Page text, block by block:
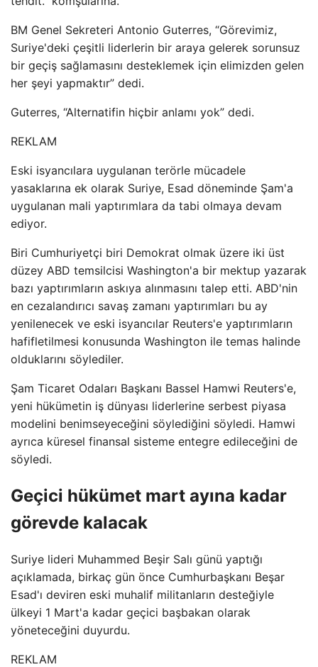
BM Genel Sekreteri Antonio Guterres, “Görevimiz,
Suriye'deki çeşitli liderlerin bir araya gelerek sorunsuz
bir geçiş sağlamasını desteklemek için elimizden gelen
her şeyi yapmaktır” dedi.
Guterres, “Alternatifin hiçbir anlamı yok” dedi.
REKLAM
Eski isyancılara uygulanan terörle mücadele
yasaklarına ek olarak Suriye, Esad döneminde Şam'a
uygulanan mali yaptırımlara da tabi olmaya devam
ediyor.
Biri Cumhuriyetçi biri Demokrat olmak üzere iki üst
düzey ABD temsilcisi Washington'a bir mektup yazarak
bazı yaptırımların askıya alınmasını talep etti. ABD'nin
en cezalandırıcı savaş zamanı yaptırımları bu ay
yenilenecek ve eski isyancılar Reuters'e yaptırımların
hafifletilmesi konusunda Washington ile temas halinde
olduklarını söylediler.
Şam Ticaret Odaları Başkanı Bassel Hamwi Reuters'e,
yeni hükümetin iş dünyası liderlerine serbest piyasa
modelini benimseyeceğini söylediğini söyledi. Hamwi
ayrıca küresel finansal sisteme entegre edileceğini de
söyledi.
Geçici hükümet mart ayına kadar
görevde kalacak
Suriye lideri Muhammed Beşir Salı günü yaptığı
açıklamada, birkaç gün önce Cumhurbaşkanı Beşar
Esad'ı deviren eski muhalif militanların desteğiyle
ülkeyi 1 Mart'a kadar geçici başbakan olarak
yöneteceğini duyurdu.
REKLAM